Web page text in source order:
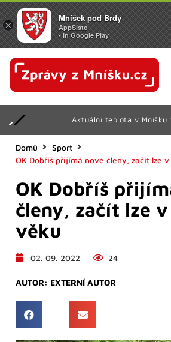
Aktuální teplota v Mníšku
Domů
Sport
OK Dobříš přijímá nové členy, začít lze
OK Dobříš
členy, začít lze
věku
02. 09. 2022 24
AUTOR: EXTERNÍ AUTOR
×
Mníšek pod Brdy
AppSisto
- In Google Play